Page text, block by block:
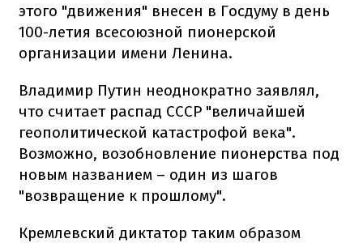
этого "движения" внесен в Госдуму в день
100-летия всесоюзной пионерской
организации имени Ленина.
Владимир Путин неоднократно заявлял,
что считает распад СССР "величайшей
геополитической катастрофой века".
Возможно, возобновление пионерства под
новым названием – один из шагов
"возвращение к прошлому".
Кремлевский диктатор таким образом